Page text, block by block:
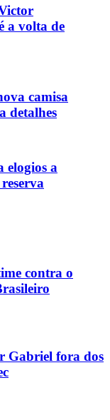
a volta de
camisa
detalhes
elogios a
contra o
Gabriel fora dos